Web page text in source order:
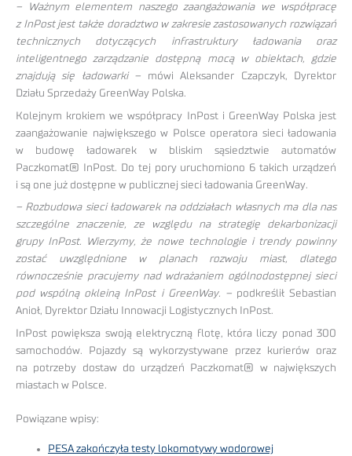
– Ważnym elementem naszego zaangażowania we współpracę
z InPost jest także doradztwo w zakresie zastosowanych rozwiązań
technicznych dotyczących infrastruktury ładowania oraz
inteligentnego zarządzanie dostępną mocą w obiektach, gdzie
znajdują się ładowarki
– mówi Aleksander Czapczyk, Dyrektor
Działu Sprzedaży GreenWay Polska.
Kolejnym krokiem we współpracy InPost i GreenWay Polska jest
zaangażowanie największego w Polsce operatora sieci ładowania
w budowę ładowarek w bliskim sąsiedztwie automatów
Paczkomat® InPost. Do tej pory uruchomiono 6 takich urządzeń
i są one już dostępne w publicznej sieci ładowania GreenWay.
– Rozbudowa sieci ładowarek na oddziałach własnych ma dla nas
szczególne znaczenie, ze względu na strategię dekarbonizacji
grupy InPost. Wierzymy, że nowe technologie i trendy powinny
zostać uwzględnione w planach rozwoju miast, dlatego
równocześnie pracujemy nad wdrażaniem ogólnodostępnej sieci
pod wspólną okleiną InPost i GreenWay. –podkreślił Sebastian
Anioł, Dyrektor Działu Innowacji Logistycznych InPost.
InPost powiększa swoją elektryczną flotę, która liczy ponad 300
samochodów. Pojazdy są wykorzystywane przez kurierów oraz
na potrzeby dostaw do urządzeń Paczkomat® w największych
miastach w Polsce.
Powiązane wpisy:
PESA zakończyła testy lokomotywy wodorowej